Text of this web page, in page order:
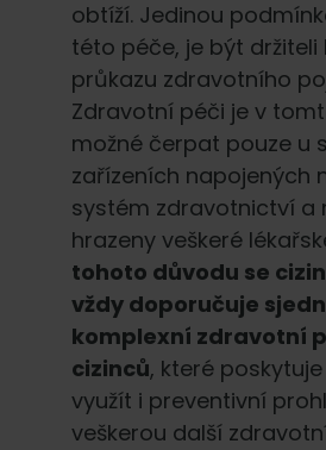
obtíží. Jedinou
této péče, je být držiteli
průkazu zdravotního
Zdravotní péči je v
možné čerpat pouze u
zařízeních napojených
systém zdravotnictví a
hrazeny veškeré
tohoto důvodu se
vždy doporučuje
komplexní zdravotní
cizinců, které
využít i preventivní
veškerou další